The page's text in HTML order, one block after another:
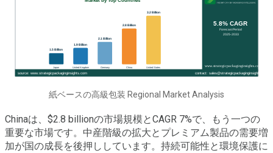
紙ベースの高級包装 Regional Market Analysis
Chinaは、$2.8 billionの市場規模とCAGR 7%で、もう一つの
重要な市場です。中産階級の拡大とプレミアム製品の需要増
加が国の成長を後押ししています。持続可能性と環境保護に